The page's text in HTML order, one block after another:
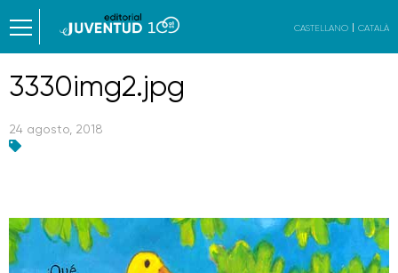
CASTELLANO CATALÀ
3330img2.jpg
24 agosto, 2018